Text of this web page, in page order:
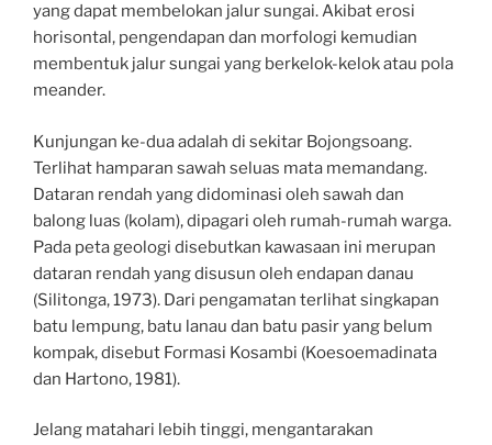
yang dapat membelokan jalur sungai. Akibat erosi
horisontal, pengendapan dan morfologi kemudian
membentuk jalur sungai yang berkelok-kelok atau pola
meander.
Kunjungan ke-dua adalah di sekitar Bojongsoang.
Terlihat hamparan sawah seluas mata memandang.
Dataran rendah yang didominasi oleh sawah dan
balong luas (kolam), dipagari oleh rumah-rumah warga.
Pada peta geologi disebutkan kawasaan ini merupan
dataran rendah yang disusun oleh endapan danau
(Silitonga, 1973). Dari pengamatan terlihat singkapan
batu lempung, batu lanau dan batu pasir yang belum
kompak, disebut Formasi Kosambi (Koesoemadinata
dan Hartono, 1981).
Jelang matahari lebih tinggi, mengantarakan